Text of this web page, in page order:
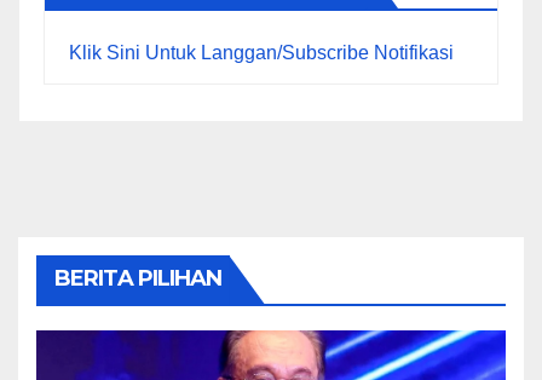
Klik Sini Untuk Langgan/Subscribe Notifikasi
BERITA PILIHAN